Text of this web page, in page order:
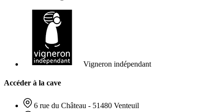
Vigneron indépendant
Accéder à la cave
6 rue du Château - 51480 Venteuil